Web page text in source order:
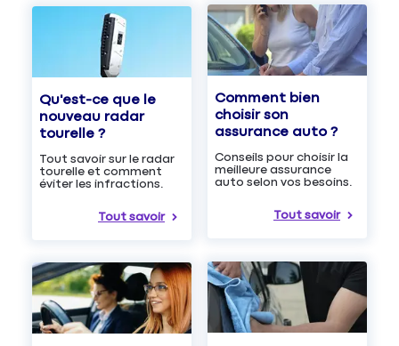
Qu'est-ce que le
nouveau radar
tourelle ?
Tout savoir sur le radar
tourelle et comment
éviter les infractions.
Tout savoir
Comment bien
choisir son
assurance auto ?
Conseils pour choisir la
meilleure assurance
auto selon vos besoins.
Tout savoir